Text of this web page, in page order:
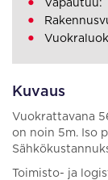
Kuvaus
Vuokrattavana
on noin 5m. Iso
Toimisto- ja
Vapautuu: